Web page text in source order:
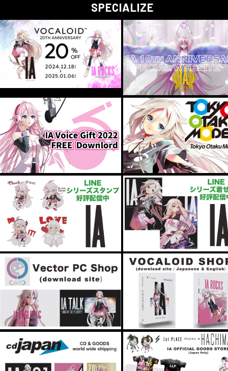
SPECIALIZE